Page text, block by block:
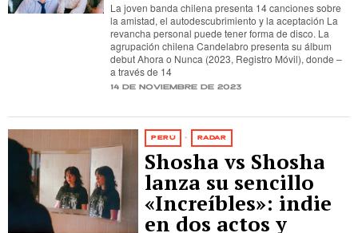
La joven banda chilena presenta 14 canciones sobre
la amistad, el autodescubrimiento y la aceptación La
revancha personal puede tener forma de disco. La
agrupación chilena Candelabro presenta su álbum
debut Ahora o Nunca (2023, Registro Móvil), donde –
a través de 14
14 de noviembre de 2023
PERÚ · RADAR
Shosha vs Shosha
lanza su sencillo
«Increíbles»: indie
en dos actos y